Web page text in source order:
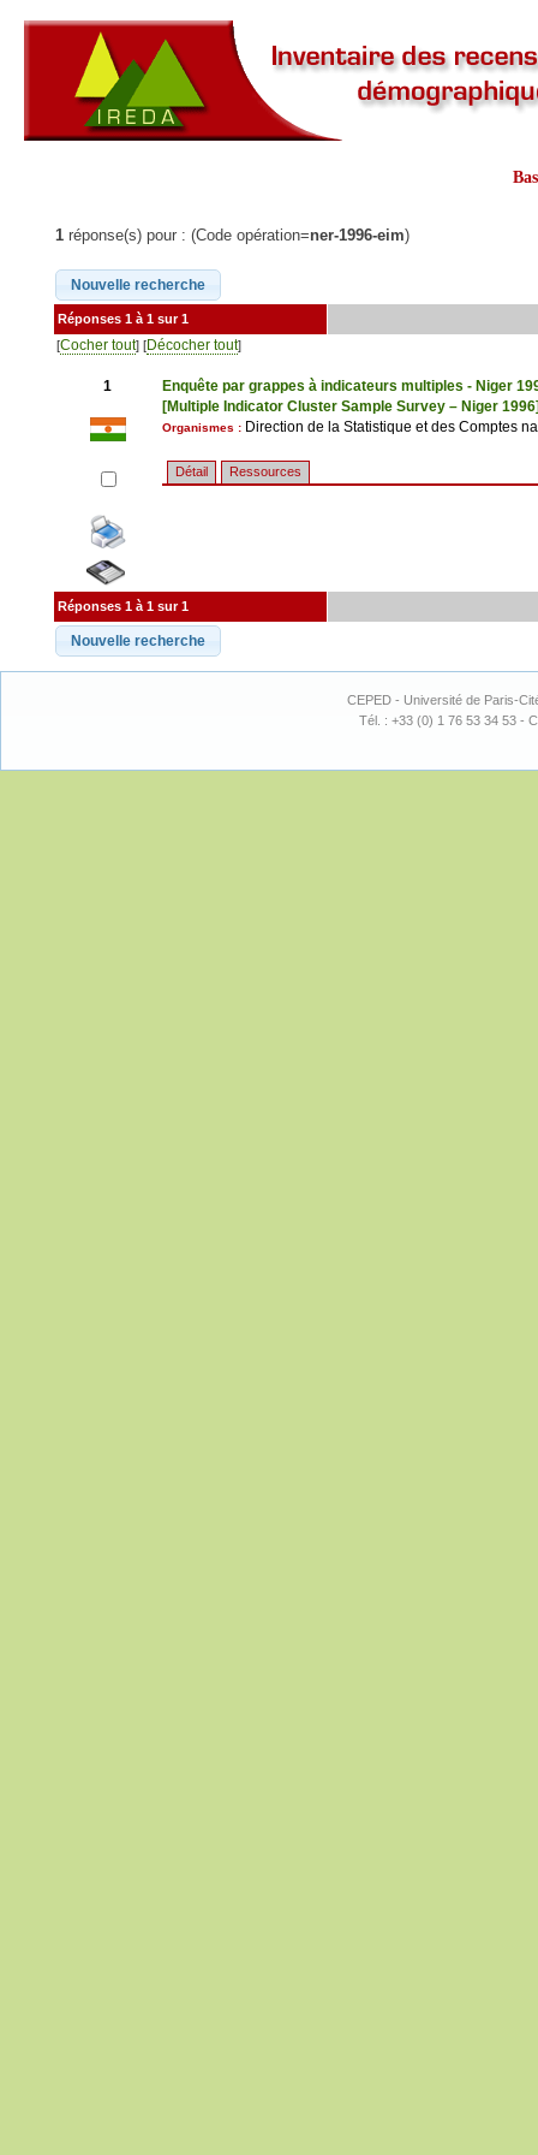
1 réponse(s) pour : (Code opération=ner-1996-eim)
Réponses 1 à 1 sur 1
[Cocher tout] [Décocher tout]
1
Enquête par grappes à indicateurs multiples - Niger
[Multiple Indicator Cluster Sample Survey – Niger
Organismes : Direction de la Statistique et des Comptes
Détail Ressources
Réponses 1 à 1 sur 1
CEPED - Université de Paris-
Tél. : +33 (0) 1 76 53 34 53 -